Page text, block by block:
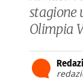
stagione
Olimpia